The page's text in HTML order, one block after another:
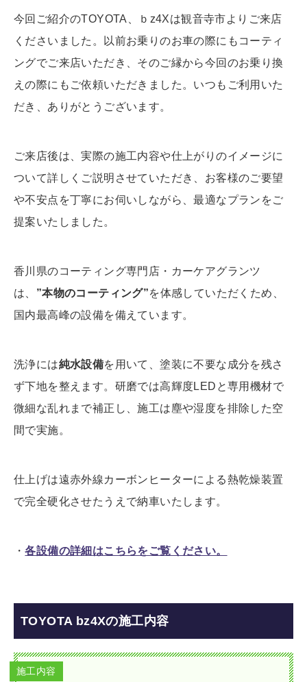
今回ご紹介のTOYOTA、ｂz4Xは観音寺市よりご来店
くださいました。以前お乗りのお車の際にもコーティ
ングでご来店いただき、そのご縁から今回のお乗り換
えの際にもご依頼いただきました。いつもご利用いた
だき、ありがとうございます。
ご来店後は、実際の施工内容や仕上がりのイメージに
ついて詳しくご説明させていただき、お客様のご要望
や不安点を丁寧にお伺いしながら、最適なプランをご
提案いたしました。
香川県のコーティング専門店・カーケアグランツ
は、 ”本物のコーティング”を体感していただくため、
国内最高峰の設備を備えています。
洗浄には純水設備を用いて、塗装に不要な成分を残さ
ず下地を整えます。研磨では高輝度LEDと専用機材で
微細な乱れまで補正し、施工は塵や湿度を排除した空
間で実施。
仕上げは遠赤外線カーボンヒーターによる熱乾燥装置
で完全硬化させたうえで納車いたします。
・各設備の詳細はこちらをご覧ください。
TOYOTA bz4Xの施工内容
施工内容